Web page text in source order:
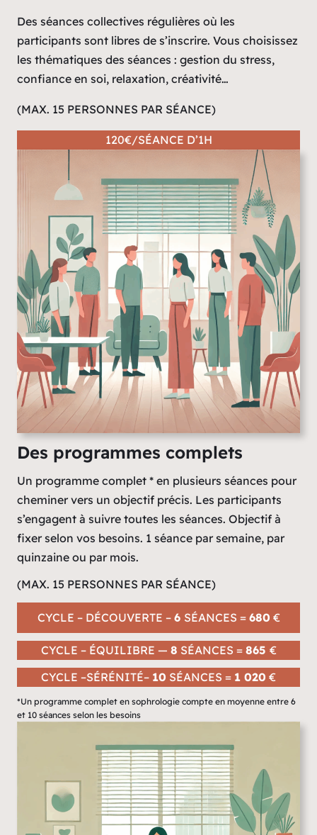
Des séances collectives régulières où les
participants sont libres de s’inscrire. Vous choisissez
les thématiques des séances : gestion du stress,
confiance en soi, relaxation, créativité…
(MAX. 15 PERSONNES PAR SÉANCE)
120€/SÉANCE D’1H
Des programmes complets
Un programme complet * en plusieurs séances pour
cheminer vers un objectif précis. Les participants
s’engagent à suivre toutes les séances. Objectif à
fixer selon vos besoins. 1 séance par semaine, par
quinzaine ou par mois.
(MAX. 15 PERSONNES PAR SÉANCE)
CYCLE – DÉCOUVERTE – 6 SÉANCES = 680 €
CYCLE – ÉQUILIBRE — 8 SÉANCES = 865 €
CYCLE –SÉRÉNITÉ– 10 SÉANCES = 1 020 €
*Un programme complet en sophrologie compte en moyenne entre 6
et 10 séances selon les besoins